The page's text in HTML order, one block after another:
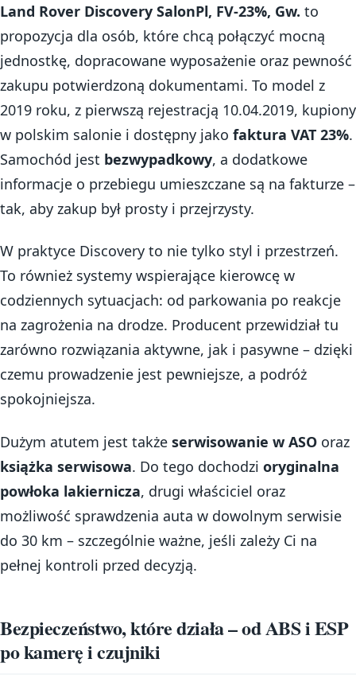
Land Rover Discovery SalonPl, FV-23%, Gw. to
propozycja dla osób, które chcą połączyć mocną
jednostkę, dopracowane wyposażenie oraz pewność
zakupu potwierdzoną dokumentami. To model z
2019 roku, z pierwszą rejestracją 10.04.2019, kupiony
w polskim salonie i dostępny jako faktura VAT 23%.
Samochód jest bezwypadkowy, a dodatkowe
informacje o przebiegu umieszczane są na fakturze –
tak, aby zakup był prosty i przejrzysty.
W praktyce Discovery to nie tylko styl i przestrzeń.
To również systemy wspierające kierowcę w
codziennych sytuacjach: od parkowania po reakcje
na zagrożenia na drodze. Producent przewidział tu
zarówno rozwiązania aktywne, jak i pasywne – dzięki
czemu prowadzenie jest pewniejsze, a podróż
spokojniejsza.
Dużym atutem jest także serwisowanie w ASO oraz
książka serwisowa. Do tego dochodzi oryginalna
powłoka lakiernicza, drugi właściciel oraz
możliwość sprawdzenia auta w dowolnym serwisie
do 30 km – szczególnie ważne, jeśli zależy Ci na
pełnej kontroli przed decyzją.
Bezpieczeństwo, które działa – od ABS i ESP
po kamerę i czujniki